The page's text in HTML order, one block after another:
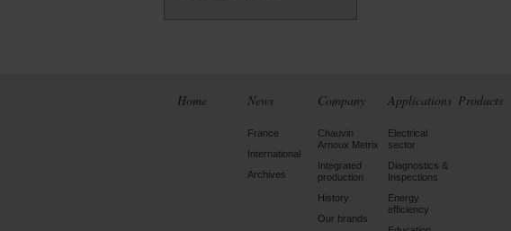
Home News
France
International
Archives
Company
Chauvin
Arnoux Metrix
Integrated
production
History
Our brands
Applications
Electrical
sector
Diagnostics &
Inspections
Energy
efficiency
Products